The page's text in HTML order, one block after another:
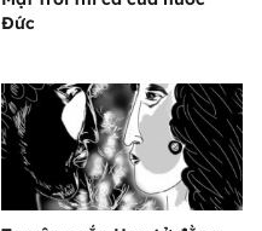
Đức